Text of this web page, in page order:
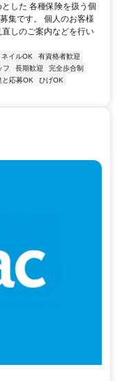
した 各種保険を扱う個
集です。 個人のお客様
しのご案内などを行い
ネイルOK
有資格者歓迎
フ 長期歓迎
完全歩合制
と応募OK
ひげOK